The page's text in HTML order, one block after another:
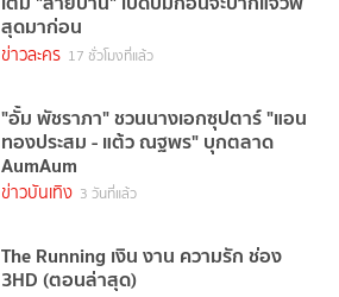
สุดมาก่อน
ข่าวละคร 17 ชั่วโมงที่แล้ว
"อั้ม พัชราภา" ชวนนางเอกซุปตาร์ "แอน
ทองประสม - แต้ว ณฐพร" บุกตลาด
AumAum
ข่าวบันเทิง 3 วันที่แล้ว
The Running เงิน งาน ความรัก ช่อง
3HD (ตอนล่าสุด)